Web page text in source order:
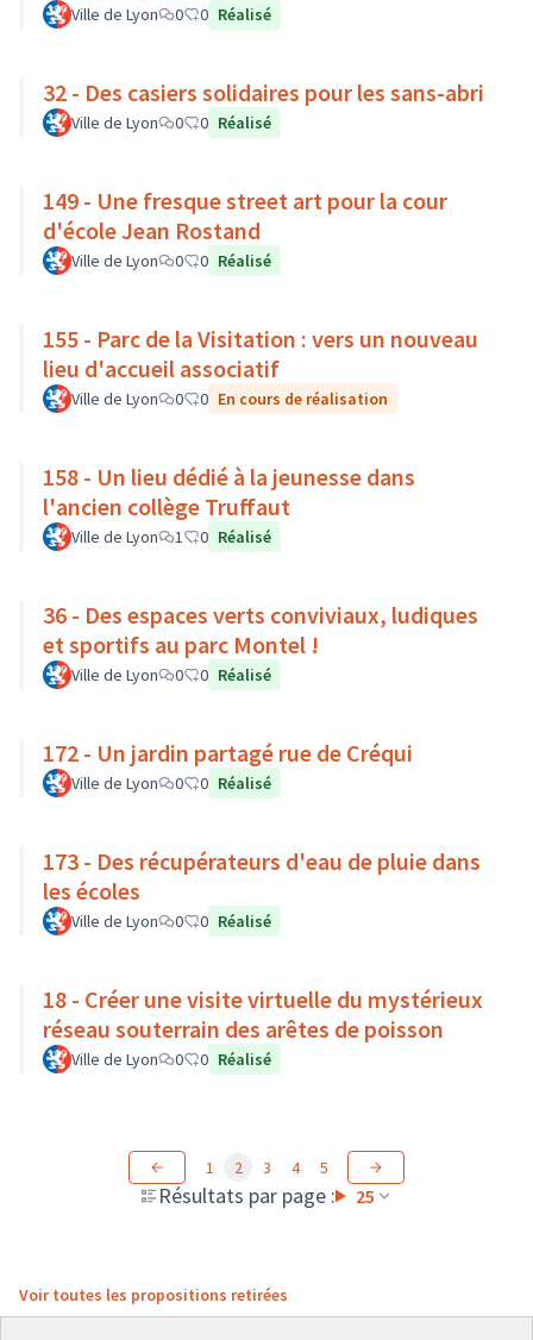
Ville de Lyon 0 0 Réalisé
32 - Des casiers solidaires pour les sans-abri
Ville de Lyon 0 0 Réalisé
149 - Une fresque street art pour la cour
d'école Jean Rostand
Ville de Lyon 0 0 Réalisé
155 - Parc de la Visitation : vers un nouveau
lieu d'accueil associatif
Ville de Lyon 0 0 En cours de réalisation
158 - Un lieu dédié à la jeunesse dans
l'ancien collège Truffaut
Ville de Lyon 1 0 Réalisé
36 - Des espaces verts conviviaux, ludiques
et sportifs au parc Montel !
Ville de Lyon 0 0 Réalisé
172 - Un jardin partagé rue de Créqui
Ville de Lyon 0 0 Réalisé
173 - Des récupérateurs d'eau de pluie dans
les écoles
Ville de Lyon 0 0 Réalisé
18 - Créer une visite virtuelle du mystérieux
réseau souterrain des arêtes de poisson
Ville de Lyon 0 0 Réalisé
Résultats par page : 25
1 2 3 4 5
Voir toutes les propositions retirées